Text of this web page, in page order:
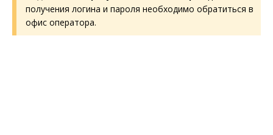
получения логина и пароля необходимо обратиться в
офис оператора.